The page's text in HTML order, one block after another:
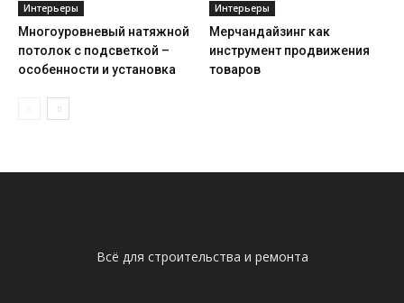
Интерьеры
Многоуровневый натяжной
потолок с подсветкой –
особенности и установка
Интерьеры
Мерчандайзинг как
инструмент продвижения
товаров
Всё для строительства и ремонта